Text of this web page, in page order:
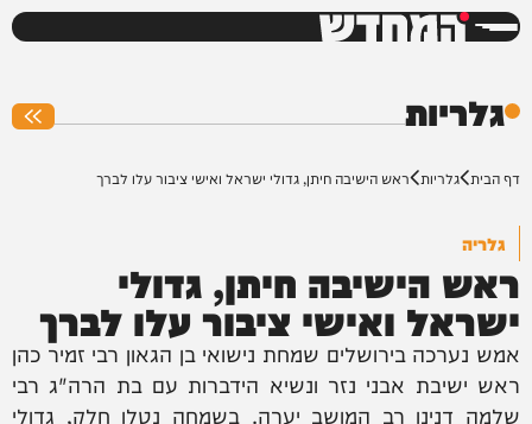
המחדש
גלריות
דף הבית גלריות ראש הישיבה חיתן, גדולי ישראל ואישי ציבור עלו לברך
גלריה
ראש הישיבה חיתן, גדולי
ישראל ואישי ציבור עלו לברך
אמש נערכה בירושלים שמחת נישואי בן הגאון רבי זמיר כהן
ראש ישיבת אבני נזר ונשיא הידברות עם בת הרה"ג רבי
שלמה דנינו רב המושב יערה. בשמחה נטלו חלק, גדולי